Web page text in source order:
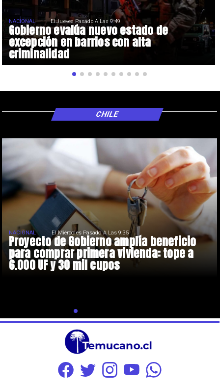
Gobierno evalúa nuevo estado de
excepción en barrios con alta
criminalidad
NACIONAL El Jueves Pasado A Las 9:49
Proyecto de Gobierno amplía beneficio
para comprar primera vivienda: tope a
6.000 UF y 30 mil cupos
NACIONAL El Miércoles Pasado A Las 9:35
CHILE